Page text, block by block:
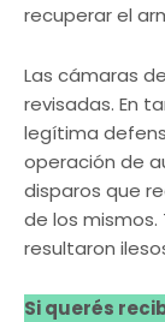
recuperar el
Las cámaras
revisadas. En
legítima
operación de
disparos que
de los
resultaron
Si querés